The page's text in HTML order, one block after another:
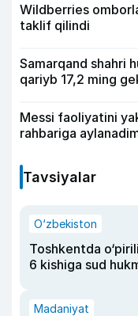
Wildberries
taklif qilindi
Samarqand shahri
qariyb 17,2 ming
Messi faoliyatini
rahbariga
Tavsiyalar
O‘zbekiston
Toshkentda
6 kishiga sud
Madaniyat